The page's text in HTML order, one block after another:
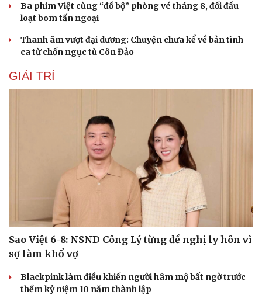
Ba phim Việt cùng “đổ bộ” phòng vé tháng 8, đối đầu
loạt bom tấn ngoại
Thanh âm vượt đại dương: Chuyện chưa kể về bản tình
ca từ chốn ngục tù Côn Đảo
GIẢI TRÍ
Sao Việt 6-8: NSND Công Lý từng đề nghị ly hôn vì
sợ làm khổ vợ
Blackpink làm điều khiến người hâm mộ bất ngờ trước
thềm kỷ niệm 10 năm thành lập